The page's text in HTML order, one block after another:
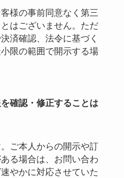
様の事前同意なく第三
はございません。ただ
済確認、法令に基づく
限の範囲で開示する場
確認・修正することは
ご本人からの開示や訂
る場合は、お問い合わ
やかに対応させていた